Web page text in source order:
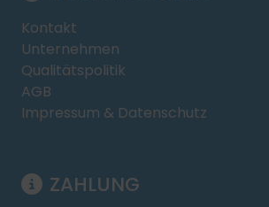
Kontakt
Unternehmen
Qualitätspolitik
AGB
Impressum & Datenschutz
ZAHLUNG